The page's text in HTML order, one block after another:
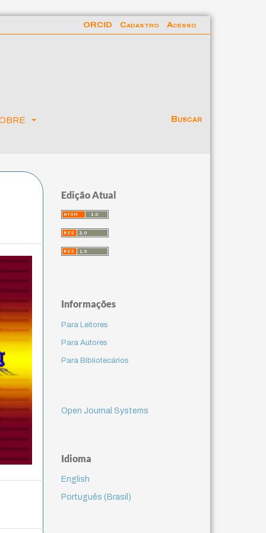
Buscar
ORCID Cadastro Acesso
Edição Atual
Informações
Para Leitores
Para Autores
Para Bibliotecários
Open Journal Systems
Idioma
English
Português (Brasil)